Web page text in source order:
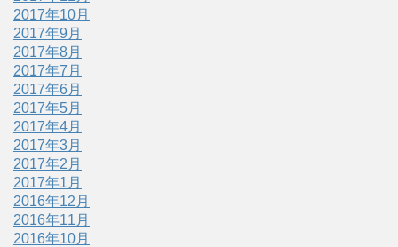
2017年10月
2017年9月
2017年8月
2017年7月
2017年6月
2017年5月
2017年4月
2017年3月
2017年2月
2017年1月
2016年12月
2016年11月
2016年10月